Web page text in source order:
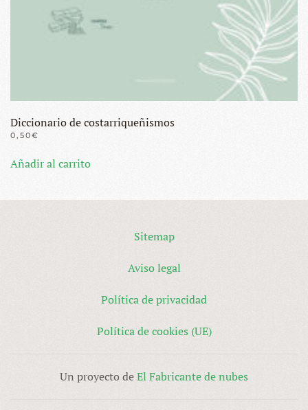
Diccionario de costarriqueñismos
0,50€
Añadir al carrito
Sitemap
Aviso legal
Política de privacidad
Política de cookies (UE)
Un proyecto deEl Fabricante de nubes